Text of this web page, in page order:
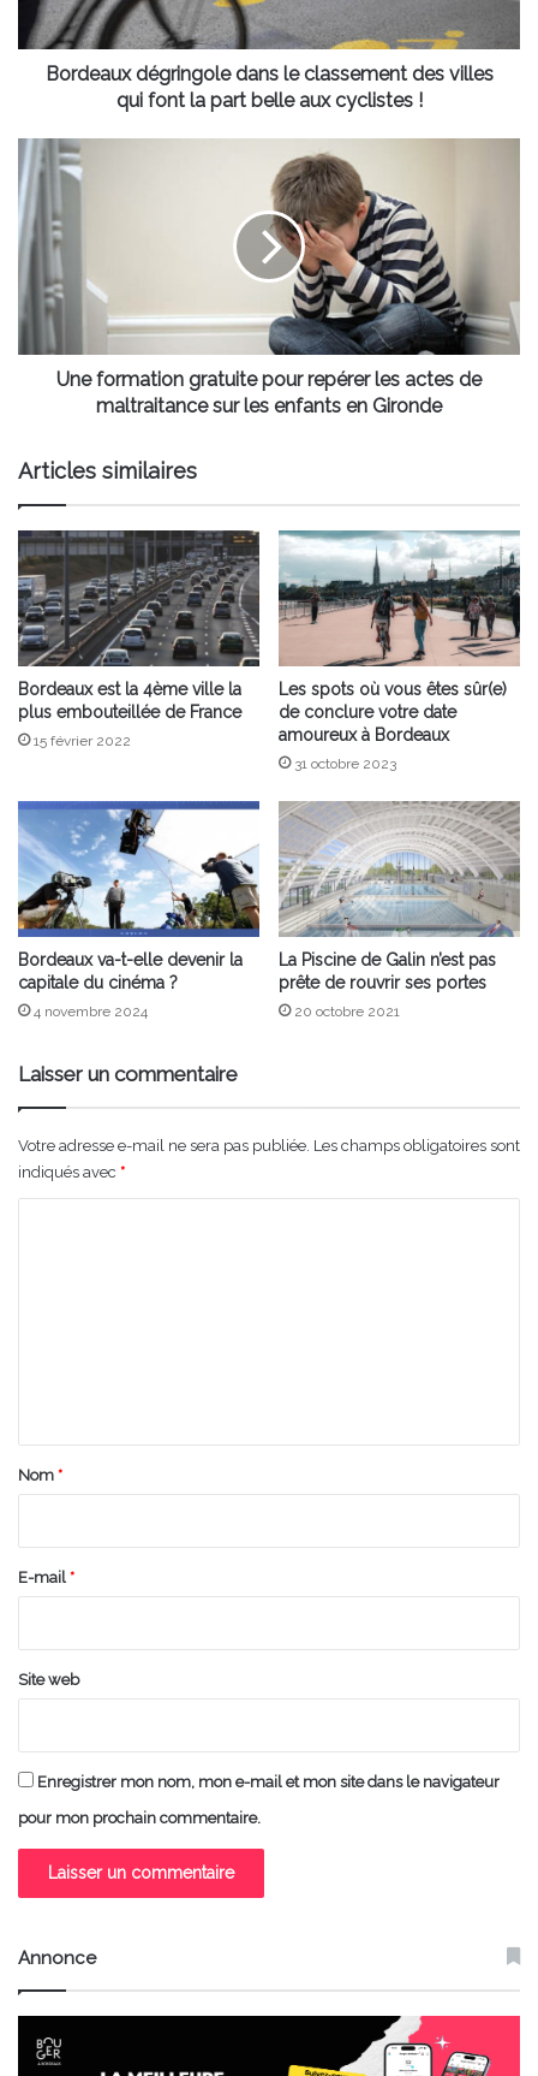
qui
font
aux
cyclistes
!
Bordeaux dégringole dans le classement des villes
qui font la part belle aux cyclistes !
Une
formation
gratuite
pour
repérer
actes
de
maltraitance
Gironde
Une formation gratuite pour repérer les actes de
maltraitance sur les enfants en Gironde
Articles similaires
Bordeaux est la 4ème ville la
plus embouteillée de France
15 février 2022
Les spots où vous êtes sûr(e)
de conclure votre date
amoureux à Bordeaux
31 octobre 2023
Bordeaux va-t-elle devenir la
capitale du cinéma ?
4 novembre 2024
La Piscine de Galin n’est pas
prête de rouvrir ses portes
20 octobre 2021
Laisser un commentaire
Votre adresse e-mail ne sera pas publiée. Les champs obligatoires sont
indiqués avec *
a
e
Nom *
E-mail *
Site web
Enregistrer mon nom, mon e-mail et mon site dans le navigateur
pour mon prochain commentaire.
Annonce